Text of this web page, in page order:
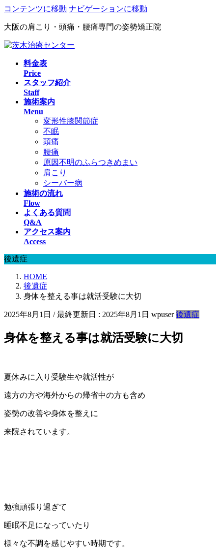
コンテンツに移動 ナビゲーションに移動
大阪の肩こり・頭痛・腰痛専門の姿勢矯正院
料金表
Price
スタッフ紹介
Staff
施術案内
Menu
変形性膝関節症
不眠
頭痛
腰痛
原因不明のふらつきめまい
肩こり
シーバー病
施術の流れ
Flow
よくある質問
Q&A
アクセス案内
Access
後遺症
HOME
後遺症
身体を整える事は就活受験に大切
2025年8月1日 / 最終更新日 : 2025年8月1日 wpuser 後遺症
身体を整える事は就活受験に大切
夏休みに入り受験生や就活性が
遠方の方や海外からの帰省中の方も含め
姿勢の改善や身体を整えに
来院されています。
勉強頑張り過ぎて
睡眠不足になっていたり
様々な不調を感じやすい時期です。